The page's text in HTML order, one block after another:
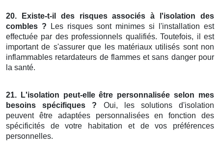
20. Existe-t-il des risques associés à l'isolation des
combles ? Les risques sont minimes si l'installation est
effectuée par des professionnels qualifiés. Toutefois, il est
important de s'assurer que les matériaux utilisés sont non
inflammables retardateurs de flammes et sans danger pour
la santé.
21. L'isolation peut-elle être personnalisée selon mes
besoins spécifiques ? Oui, les solutions d'isolation
peuvent être adaptées personnalisées en fonction des
spécificités de votre habitation et de vos préférences
personnelles.